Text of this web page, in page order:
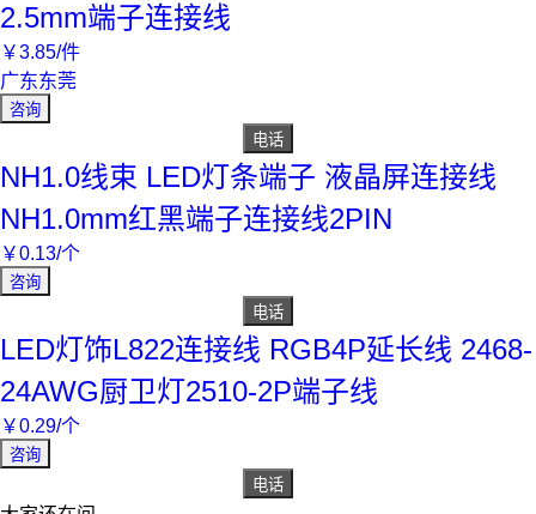
2.5mm端子连接线
￥3.85/件
广东东莞
咨询
电话
NH1.0线束 LED灯条端子 液晶屏连接线
NH1.0mm红黑端子连接线2PIN
￥0.13/个
咨询
电话
LED灯饰L822连接线 RGB4P延长线 2468-
24AWG厨卫灯2510-2P端子线
￥0.29/个
咨询
电话